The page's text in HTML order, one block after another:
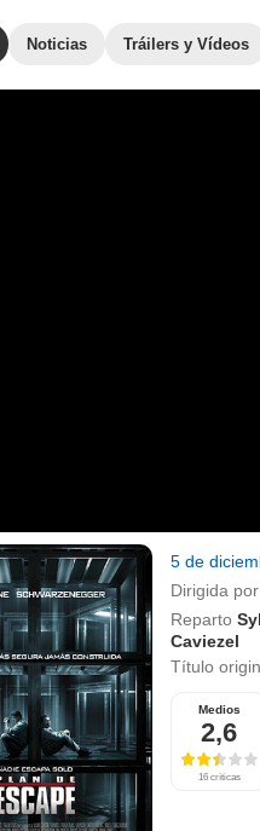
Noticias Tráilers y Vídeos
5 de
Dirigida por
Reparto
Caviezel
Título
Medios
2,6
16 críticas